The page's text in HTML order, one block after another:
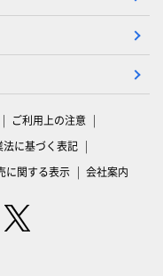
ご利用上の注意
法に基づく表記
に関する表示 会社案内